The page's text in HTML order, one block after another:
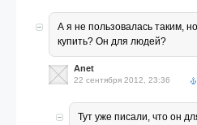
А я не пользовалась таким,
купить? Он для людей?
Anet
22 сентября 2012, 23:36
Тут уже писали, что он